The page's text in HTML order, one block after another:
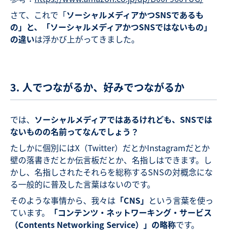
さて、これで「ソーシャルメディアかつSNSであるも
の」と、「ソーシャルメディアかつSNSではないもの」
の違いは浮かび上がってきました。
3. 人でつながるか、好みでつながるか
では、 ソーシャルメディアではあるけれども、SNSでは
ないものの名前ってなんでしょう？
たしかに個別にはX（Twitter）だとかInstagramだとか
壁の落書きだとか伝言板だとか、名指しはできます。し
かし、名指しされたそれらを総称するSNSの対概念にな
る一般的に普及した言葉はないのです。
そのような事情から、我々は 「CNS」 という言葉を使っ
ています。
「コンテンツ・ネットワーキング・サービス
（Contents Networking Service）」の略称です。